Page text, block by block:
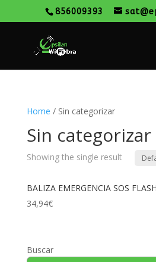
856009393
Home / Sin categorizar
Sin categorizar
Showing the single result
BALIZA EMERGENCIA SOS
34,94€
Buscar